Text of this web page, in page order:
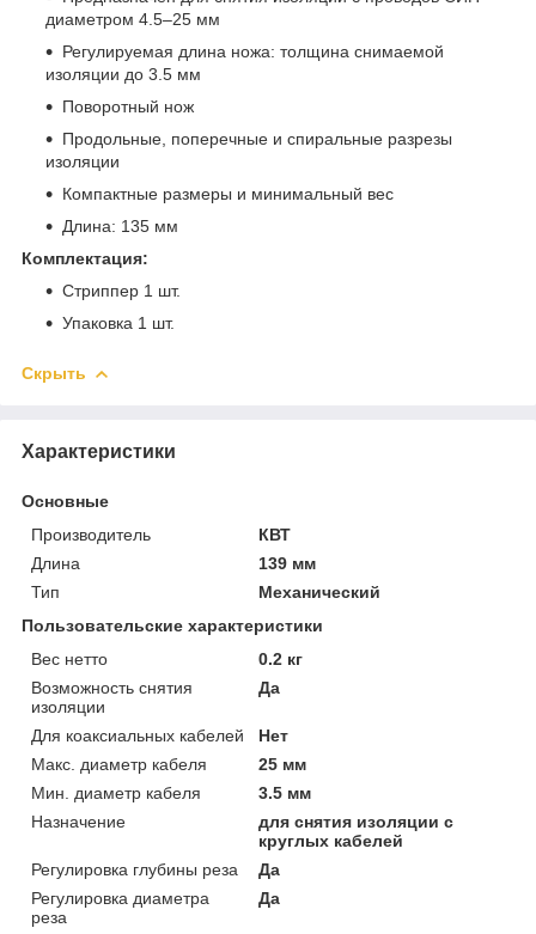
диаметром 4.5–25 мм
Регулируемая длина ножа: толщина снимаемой
изоляции до 3.5 мм
Поворотный нож
Продольные, поперечные и спиральные разрезы
изоляции
Компактные размеры и минимальный вес
Длина: 135 мм
Комплектация:
Стриппер 1 шт.
Упаковка 1 шт.
Скрыть
Характеристики
Основные
Производитель
КВТ
Длина
139 мм
Тип
Механический
Пользовательские характеристики
Вес нетто
0.2 кг
Возможность снятия
изоляции
Да
Для коаксиальных кабелей
Нет
Макс. диаметр кабеля
25 мм
Мин. диаметр кабеля
3.5 мм
Назначение
для снятия изоляции с
круглых кабелей
Регулировка глубины реза
Да
Регулировка диаметра
реза
Да